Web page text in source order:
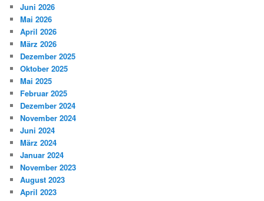
Juni 2026
Mai 2026
April 2026
März 2026
Dezember 2025
Oktober 2025
Mai 2025
Februar 2025
Dezember 2024
November 2024
Juni 2024
März 2024
Januar 2024
November 2023
August 2023
April 2023